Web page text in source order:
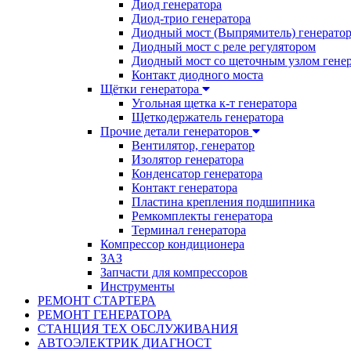
Диод генератора
Диод-трио генератора
Диодный мост (Выпрямитель)
Диодный мост с реле регулятором
Диодный мост со щеточным узлом
Контакт диодного моста
Щётки генератора
Угольная щетка к-т генератора
Щеткодержатель генератора
Прочие детали генераторов
Вентилятор, генератор
Изолятор генератора
Конденсатор генератора
Контакт генератора
Пластина крепления подшипника
Ремкомплекты генератора
Терминал генератора
Компрессор кондиционера
ЗАЗ
Запчасти для компрессоров
Инструменты
РЕМОНТ СТАРТЕРА
РЕМОНТ ГЕНЕРАТОРА
СТАНЦИЯ ТЕХ ОБСЛУЖИВАНИЯ
АВТОЭЛЕКТРИК ДИАГНОСТ